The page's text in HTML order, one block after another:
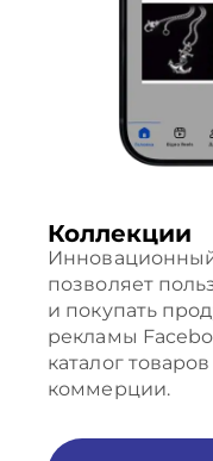
Коллекции
позволяет
и покупать
рекламы
каталог
коммерции.